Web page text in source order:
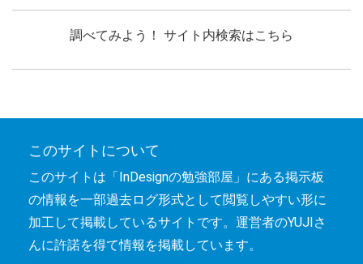
調べてみよう！ サイト内検索はこちら
このサイトについて
このサイトは「InDesignの勉強部屋」にある掲示板
の情報を一部過去ログ形式として閲覧しやすい形に
加工して掲載しているサイトです。運営者のYUJIさ
んに許諾を得て情報を掲載しています。